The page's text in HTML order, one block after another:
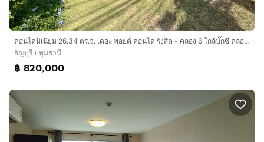
คอนโดมิเนียม 26.34 ตร.ว. เดอะ พอยต์ คอนโด รังสิต - คลอง 6 ใกล้บิ๊กซี คลองหก ถนนรังสิต-นครนายก ธัญบุรี ปทุมธานี
ธัญบุรี ปทุมธานี
฿ 820,000